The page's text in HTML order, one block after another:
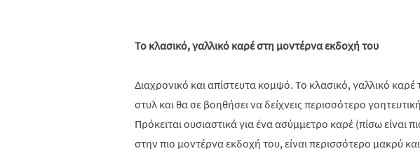
Το κλασικό, γαλλικό καρέ στη μοντέρνα εκδοχή του
Διαχρονικό και απίστευτα κομψό. Το κλασικό, γαλλικό καρέ
στυλ και θα σε βοηθήσει να δείχνεις περισσότερο
Πρόκειται ουσιαστικά για ένα ασύμμετρο καρέ (πίσω είναι
στην πιο μοντέρνα εκδοχή του, είναι περισσότερο μακρύ